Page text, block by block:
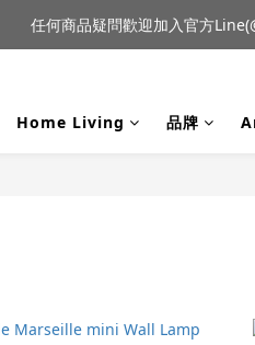
到貨｜日本燈具品牌 Ambientec 年
任何商品疑問歡迎加入官方
Home Living 品牌